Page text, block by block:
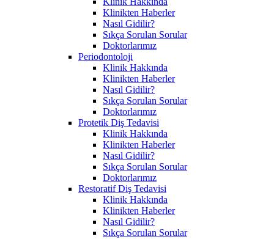
Klinikten Haberler
Nasıl Gidilir?
Sıkça Sorulan Sorular
Doktorlarımız
Periodontoloji
Klinik Hakkında
Klinikten Haberler
Nasıl Gidilir?
Sıkça Sorulan Sorular
Doktorlarımız
Protetik Diş Tedavisi
Klinik Hakkında
Klinikten Haberler
Nasıl Gidilir?
Sıkça Sorulan Sorular
Doktorlarımız
Restoratif Diş Tedavisi
Klinik Hakkında
Klinikten Haberler
Nasıl Gidilir?
Sıkça Sorulan Sorular